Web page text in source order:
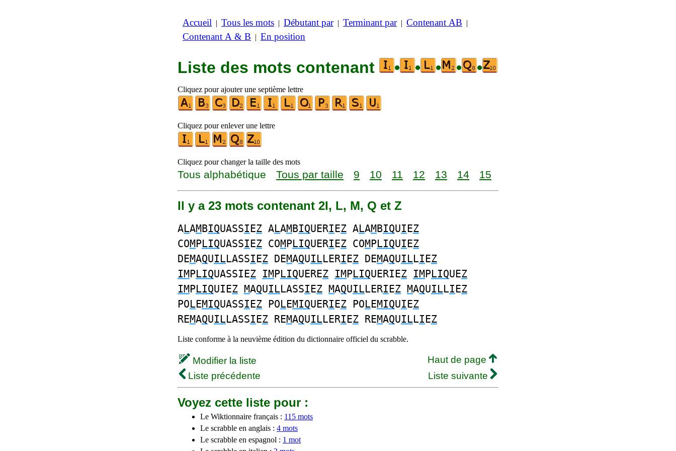
Accueil | Tous les mots | Débutant par| Terminant par| Contenant AB |
Contenant A & B | En position
Liste des mots contenant • • • • •
Cliquez pour ajouter une septième lettre
Cliquez pour enlever une lettre
Cliquez pour changer la taille des mots
Tous alphabétique Tous par taille 9 10 11 12 13 14 15
Il y a 23 mots contenant 2I, L, M, Q et Z
ALAMBIQUASSIEZ ALAMBIQUERIEZ ALAMBIQUIEZ
COMPLIQUASSIEZ COMPLIQUERIEZ COMPLIQUIEZ
DEMAQUILLASSIEZ DEMAQUILLERIEZ DEMAQUILLIEZ
IMPLIQUASSIEZ IMPLIQUEREZ IMPLIQUERIEZ IMPLIQUEZ
IMPLIQUIEZ MAQUILLASSIEZ MAQUILLERIEZ MAQUILLIEZ
POLEMIQUASSIEZ POLEMIQUERIEZ POLEMIQUIEZ
REMAQUILLASSIEZ REMAQUILLERIEZ REMAQUILLIEZ
Liste conforme à la neuvième édition du dictionnaire officiel du scrabble.
Modifier la liste
Haut de page
Liste précédente
Liste suivante
Voyez cette liste pour :
Le Wiktionnaire français : 115 mots
Le scrabble en anglais : 4 mots
Le scrabble en espagnol : 1 mot